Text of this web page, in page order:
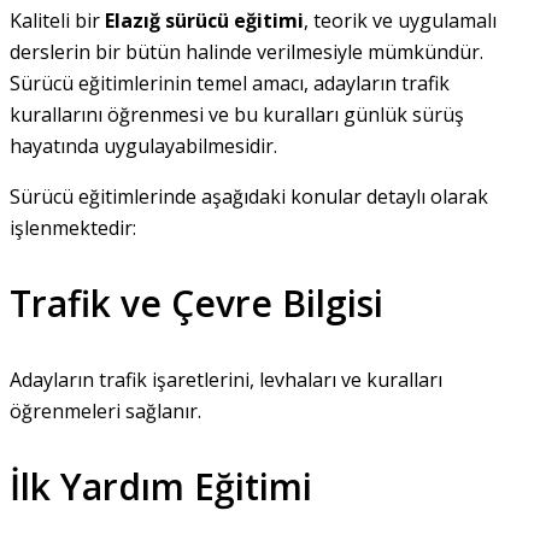
Kaliteli bir Elazığ sürücü eğitimi, teorik ve uygulamalı
derslerin bir bütün halinde verilmesiyle mümkündür.
Sürücü eğitimlerinin temel amacı, adayların trafik
kurallarını öğrenmesi ve bu kuralları günlük sürüş
hayatında uygulayabilmesidir.
Sürücü eğitimlerinde aşağıdaki konular detaylı olarak
işlenmektedir:
Trafik ve Çevre Bilgisi
Adayların trafik işaretlerini, levhaları ve kuralları
öğrenmeleri sağlanır.
İlk Yardım Eğitimi